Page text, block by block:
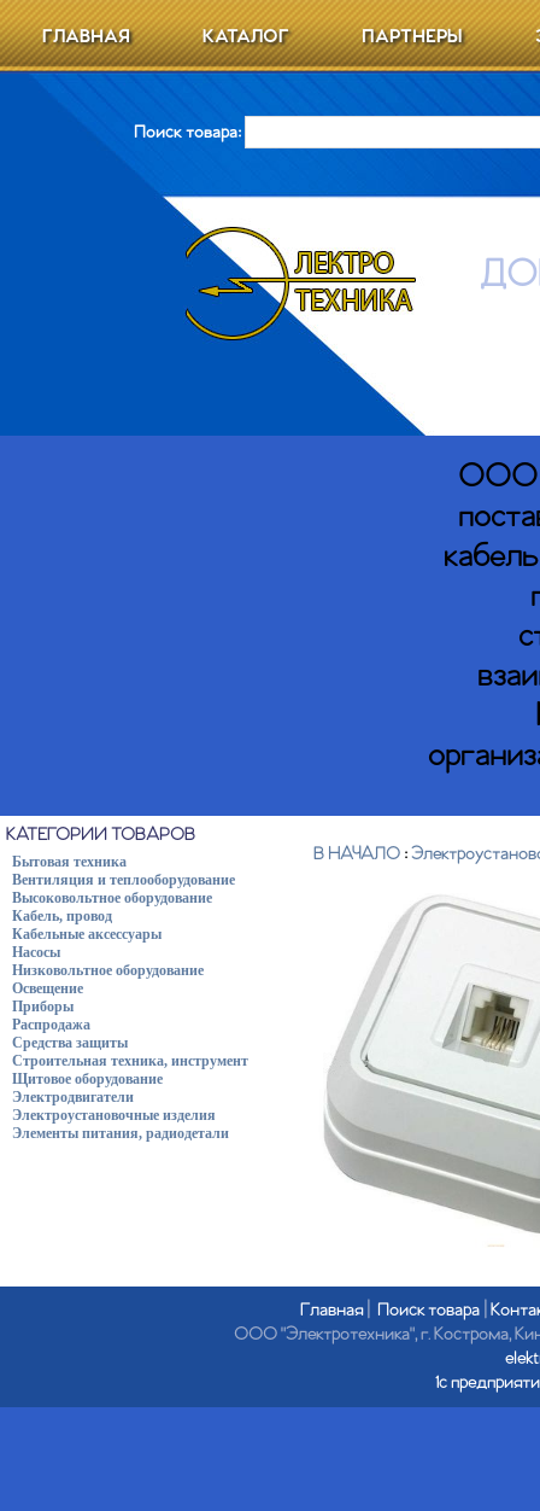
ГЛАВНАЯ КАТАЛОГ ПАРТНЕРЫ
Поиск товара:
ООО
КАТЕГОРИИ ТОВАРОВ
Бытовая техника
Вентиляция и теплооборудование
Высоковольтное оборудование
Кабель, провод
Кабельные аксессуары
Насосы
Низковольтное оборудование
Освещение
Приборы
Распродажа
Средства защиты
Строительная техника, инструмент
Щитовое оборудование
Электродвигатели
Электроустановочные изделия
Элементы питания, радиодетали
В НАЧАЛО :
Главная| Поиск товара
ООО "Электротехника", г. Кострома,
1с